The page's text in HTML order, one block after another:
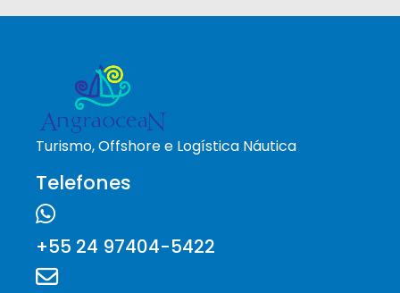
Turismo, Offshore e Logística Náutica
Telefones
+55 24 97404-5422